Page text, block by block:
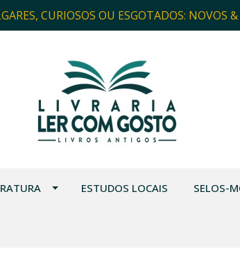
CURIOSOS OU ESGOTADOS: NOVOS
ESTUDOS LOCAIS SELOS-